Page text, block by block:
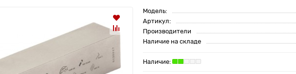
Модель:
Артикул:
Производители
Наличие на складе